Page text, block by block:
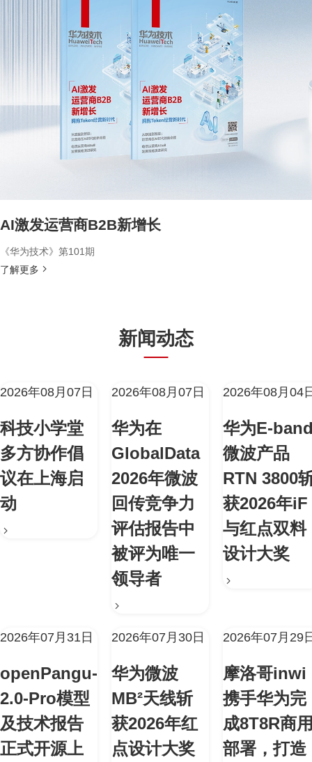
AI激发运营商B2B新增长
《华为技术》第101期
了解更多
新闻动态
2026年08月07日
科技小学堂
多方协作倡
议在上海启
动
2026年08月07日
华为在
GlobalData
2026年微波
回传竞争力
评估报告中
被评为唯一
领导者
2026年08月04
华为E-
微波产品
RTN 3800
获2026年iF
与红点双料
设计大奖
2026年07月31日
openPangu-
2.0-Pro模型
及技术报告
正式开源上
2026年07月30日
华为微波
MB²天线斩
获2026年红
点设计大奖
2026年07月29
摩洛哥inwi
携手华为完
成8T8R商
部署，打造